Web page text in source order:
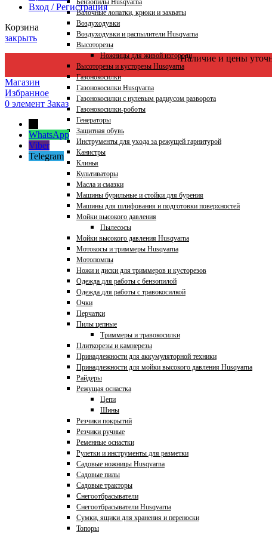
Бензопилы Husqvarna
Валочные лопатки, крюки и захваты
Воздуходувки
Воздуходувки и распылители Husqvarna
Высоторезы
Ножницы для живой изгороди
Высоторезы и кусторезы Husqvarna
Газонокосилки
Газонокосилки Husqvarna
Газонокосилки с нулевым радиусом разворота
Газонокосилки-роботы
Генераторы
Защитная обувь
Инструменты для ухода за режущей гарнитурой
Канистры
Клинья
Культиваторы
Масла и смазки
Машины бурильные и стойки для бурения
Машины для шлифования и подготовки поверхностей
Мойки высокого давления
Пылесосы
Мойки высокого давления Husqvarna
Мотокосы и триммеры Husqvarna
Мотопомпы
Ножи и диски для триммеров и кусторезов
Одежда для работы с бензопилой
Одежда для работы с травокосилкой
Очки
Перчатки
Пилы цепные
Триммеры и травокосилки
Плиткорезы и камнерезы
Принадлежности для аккумуляторной техники
Принадлежности для мойки высокого давления Husqvarna
Райдеры
Режущая оснастка
Цепи
Шины
Резчики покрытий
Резчики ручные
Ременные оснастки
Рулетки и инструменты для разметки
Садовые ножницы Husqvarna
Садовые пилы
Садовые тракторы
Снегоотбрасыватели
Снегоотбрасыватели Husqvarna
Сумки, ящики для хранения и переноски
Топоры
Вход / Регистрация
Корзина
закрыть
Наличие и цены
Магазин
Избранное
0 элемент Заказ
WhatsApp
Viber
Telegram